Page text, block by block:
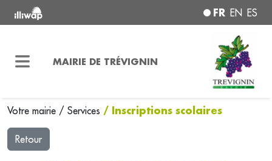
FR EN ES
MAIRIE DE TRÉVIGNIN
Votre mairie / Services / Inscriptions scolaires
Retour